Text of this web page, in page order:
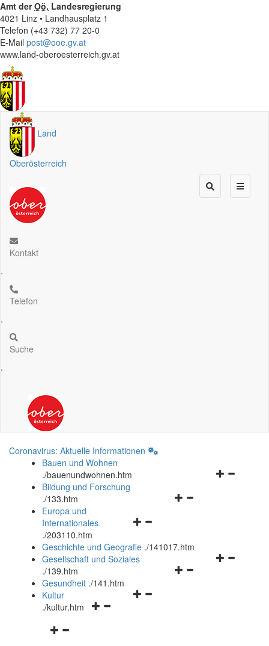
Amt derOö. Landesregierung
4021 Linz • Landhausplatz 1
Telefon (+43 732) 77 20-0
E-Mail post@ooe.gv.at
www.land-oberoesterreich.gv.at
Land
Oberösterreich
Kontakt
.
Telefon
.
Suche
.
Coronavirus: Aktuelle Informationen
Bauen und Wohnen
./bauenundwohnen.htm
Navigationsmenü
Bildung und Forschung
./133.htm
Navigationsmenü
und
schließen
Europa und
Internationales
./203110.htm
Geschichte und Geografie ./141017.htm
Navigationsmenü
Gesellschaft und Soziales
./139.htm
Navigationsmenü
Gesundheit ./141.htm
Navigationsmenü
Kultur
./kultur.htm
Navigationsmenü